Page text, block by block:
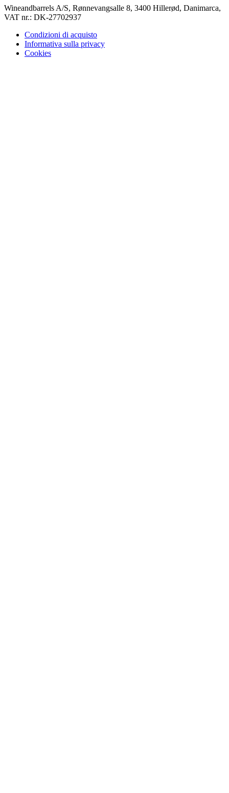
Wineandbarrels A/S, Rønnevangsalle 8, 3400 Hillerød, Danimarca,
VAT nr.: DK-27702937
Condizioni di acquisto
Informativa sulla privacy
Cookies